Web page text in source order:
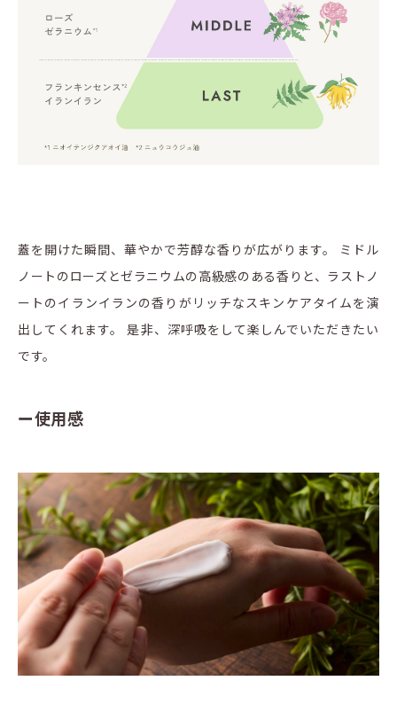
蓋を開けた瞬間、華やかで芳醇な香りが広がります。 ミドル
ノートのローズとゼラニウムの高級感のある香りと、ラストノ
ートのイランイランの香りがリッチなスキンケアタイムを演
出してくれます。 是非、深呼吸をして楽しんでいただきたい
です。
ー使用感